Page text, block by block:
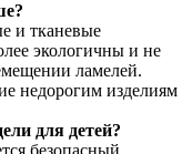
и тканевые
экологичны и не
ламелей.
недорогим изделиям
для детей?
безопасный